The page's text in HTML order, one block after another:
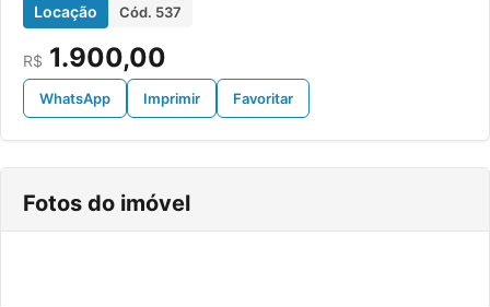
Locação Cód. 537
R$ 1.900,00
WhatsApp Imprimir Favoritar
Fotos do imóvel